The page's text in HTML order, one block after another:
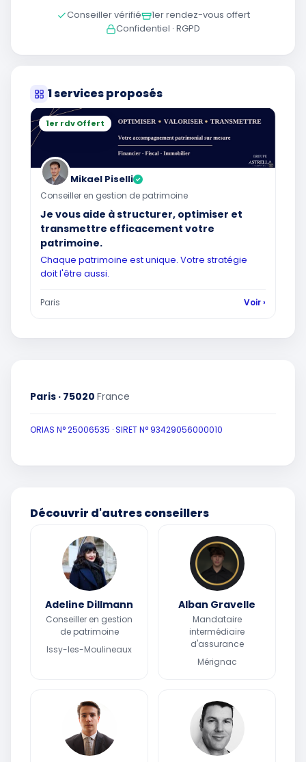
Conseiller vérifié
1er rendez-vous offert
Confidentiel · RGPD
1 services proposés
1er rdv Offert
Mikael Piselli ✓
Conseiller en gestion de patrimoine
Je vous aide à structurer, optimiser et
transmettre efficacement votre
patrimoine.
Chaque patrimoine est unique. Votre stratégie
doit l'être aussi.
Paris Voir ›
Paris · 75020 France
ORIAS N° 25006535 · SIRET N° 93429056000010
Découvrir d'autres conseillers
Adeline Dillmann
Conseiller en gestion
de patrimoine
Issy-les-Moulineaux
Alban Gravelle
Mandataire
intermédiaire
d'assurance
Mérignac